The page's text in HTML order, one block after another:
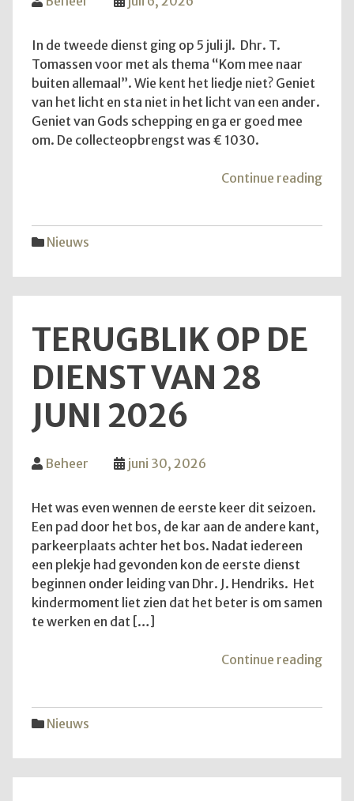
In de tweede dienst ging op 5 juli jl. Dhr. T.
Tomassen voor met als thema “Kom mee naar
buiten allemaal”. Wie kent het liedje niet? Geniet
van het licht en sta niet in het licht van een ander.
Geniet van Gods schepping en ga er goed mee
om. De collecteopbrengst was € 1030.
Continue reading
Nieuws
TERUGBLIK OP DE
DIENST VAN 28
JUNI 2026
Beheer juni 30, 2026
Het was even wennen de eerste keer dit seizoen.
Een pad door het bos, de kar aan de andere kant,
parkeerplaats achter het bos. Nadat iedereen
een plekje had gevonden kon de eerste dienst
beginnen onder leiding van Dhr. J. Hendriks. Het
kindermoment liet zien dat het beter is om samen
te werken en dat […]
Continue reading
Nieuws